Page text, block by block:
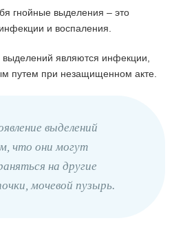
гнойные выделения – это
и воспаления.
выделений являются инфекции,
путем при незащищенном акте.
выделений
что они могут
на другие
мочевой пузырь.